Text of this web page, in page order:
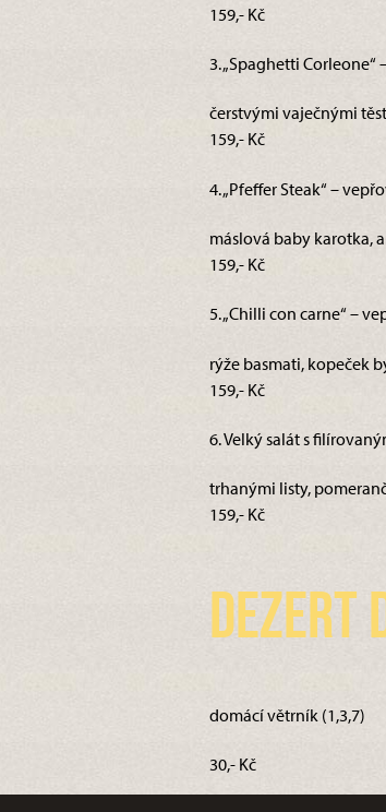
159,- Kč
3. „Spaghetti
čerstvými vaječnými
159,- Kč
4. „Pfeffer Steak“ –
máslová baby karotka,
159,- Kč
5. „Chilli con carne“ –
rýže basmati, kopeček
159,- Kč
6. Velký salát s
trhanými listy,
159,- Kč
Dezert
domácí větrník (1,3,7)
30,- Kč